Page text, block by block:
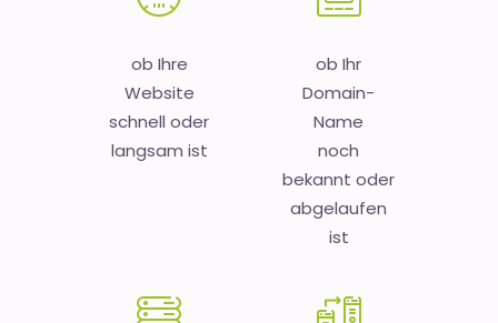
ob Ihre
Website
schnell oder
langsam ist
ob Ihr
Domain-
Name
noch
bekannt oder
abgelaufen
ist